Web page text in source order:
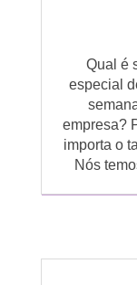
Qual é
especial
empresa?
importa o
Nós